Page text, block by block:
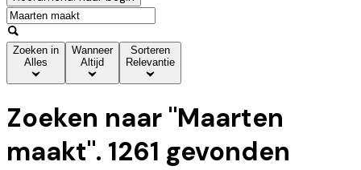
Zoeken in
Alles
Wanneer
Altijd
Sorteren
Relevantie
Zoeken naar "Maarten
maakt". 1261 gevonden